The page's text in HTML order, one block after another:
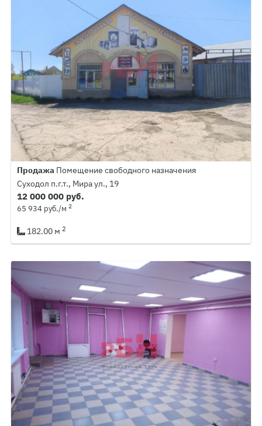
Продажа Помещение свободного назначения
Суходол п.г.т., Мира ул., 19
12 000 000 руб.
65 934 руб./м 2
182.00 м 2